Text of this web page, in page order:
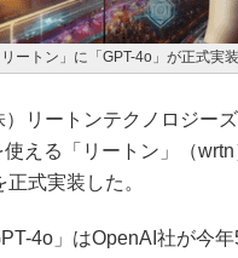
リートン」に「GPT-4o」が正式実装
リートンテクノロジー
使える「リートン」（
正式実装した。
4o」はOpenAI社が今